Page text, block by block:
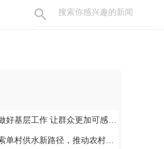
基层工作 让群众更加可感可及
供水新路径，推动农村安全饮水提质升级